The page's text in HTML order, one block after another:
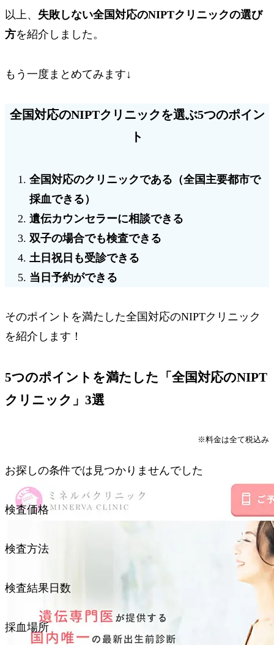
以上、 失敗しない全国対応のNIPTクリニックの選び
方を紹介しました。
もう一度まとめてみます↓
全国対応のNIPTクリニックを選ぶ5つのポイン
ト
全国対応のクリニックである（全国主要都市で
採血できる）
遺伝カウンセラーに相談できる
双子の場合でも検査できる
土日祝日も受診できる
当日予約ができる
そのポイントを満たした全国対応のNIPTクリニック
を紹介します！
5つのポイントを満たした「全国対応のNIPT
クリニック」3選
※料金は全て税込み
お探しの条件では見つかりませんでした
クリニック名
検査価格
検査方法
検査結果日数
検査結果日数
採血場所